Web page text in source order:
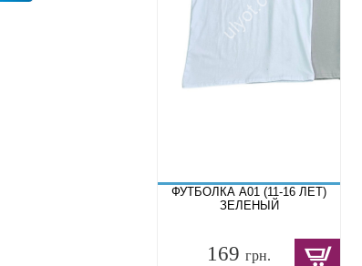
ФУТБОЛКА A01 (11-16 ЛЕТ)
ЗЕЛЕНЫЙ
169 грн.